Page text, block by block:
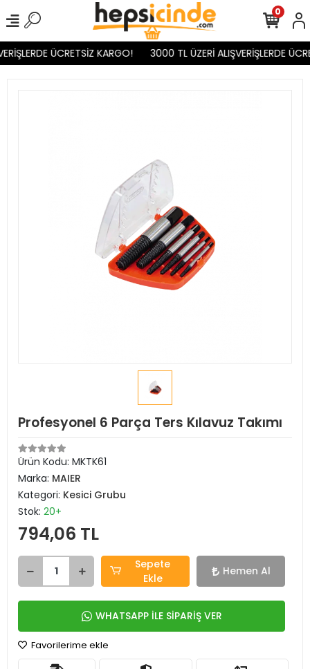
ÜCRETSİZ KARGO! 3000 TL ÜZERİ ALIŞVERİŞLERDE
0
Profesyonel 6 Parça Ters Kılavuz Takımı
Ürün Kodu: MKTK61
Marka: MAIER
Kategori: Kesici Grubu
Stok: 20+
794,06 TL
Sepete
Ekle
Hemen Al
WHATSAPP İLE SİPARİŞ VER
Favorilerime ekle